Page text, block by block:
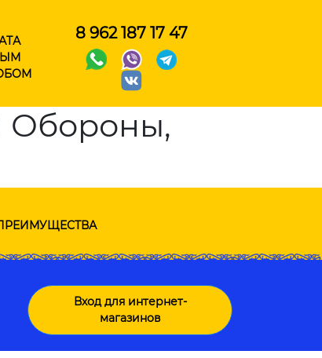
8 962 187 17 47
Обороны,
Вход для интернет-
магазинов